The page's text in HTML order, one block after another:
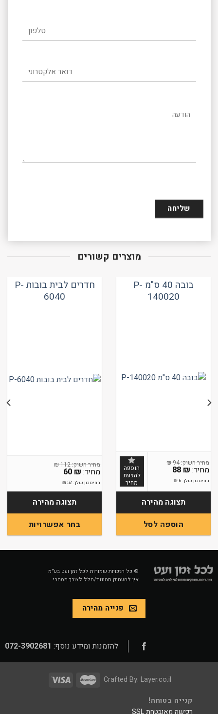
מוצרים קשורים
בובה 40 ס"מ P-
140020
94
₪
88 ₪
החיסכון שלך:6
₪
הוספה
להצעת
מחיר
תצוגה מהירה
הוספה לסל
חדרים לבית בובות P-
6040
112
₪
60 ₪
החיסכון שלך:52
₪
תצוגה מהירה
בחר אפשרויות
זה
מספר
סוגים.
לבחור
את
המוצר
© כל הזכויות שמורות לכל זמן ועט בע״מ
אין להעתיק תמונות/מלל לצורך מסחרי
פנייה מהירה
להזמנות ומידע נוסף: 072-3902681
Crafted By: Layer.co.il
קנייה בטוחה!
רכישה מאובטחת SSL